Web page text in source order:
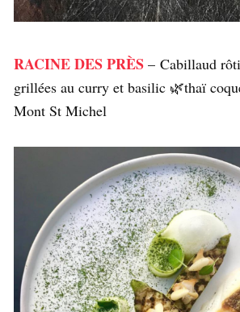
RACINE DES PRÈS – Cabillaud
grillées au curry et basilic 🌿thaï
Mont St Michel